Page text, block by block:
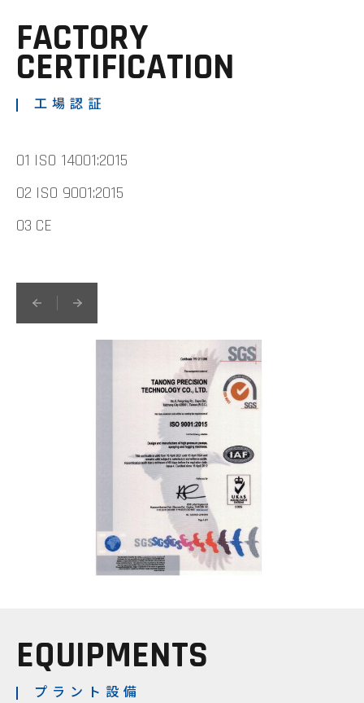
FACTORY
CERTIFICATION
工場認証
01 ISO 14001:2015
02 ISO 9001:2015
03 CE
EQUIPMENTS
プラント設備